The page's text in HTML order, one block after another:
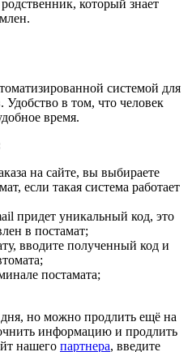
который знает
системой для
Удобство в том, что человек
время.
на сайте, вы выбираете
если такая система работает
придет уникальный код, это
в постамат;
вводите полученный код и
постамата;
но можно продлить ещё на
информацию и продлить
нашего партнера, введите